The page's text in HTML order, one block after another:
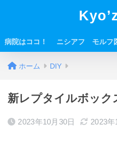
病院はココ！ ニシアフ モルフ
ホーム DIY
新レプタイルボッ
2023年10月30日 2023年